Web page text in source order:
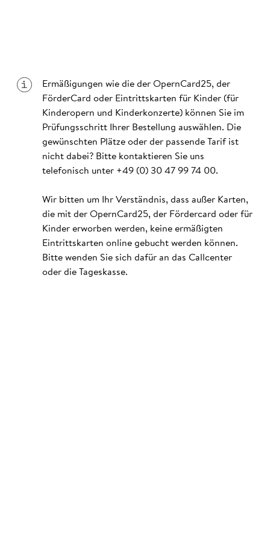
Ermäßigungen wie die der OpernCard25, der
FörderCard oder Eintrittskarten für Kinder (für
Kinderopern und Kinderkonzerte) können Sie im
Prüfungsschritt Ihrer Bestellung auswählen. Die
gewünschten Plätze oder der passende Tarif ist
nicht dabei? Bitte kontaktieren Sie uns
telefonisch unter +49 (0) 30 47 99 74 00.
Wir bitten um Ihr Verständnis, dass außer Karten,
die mit der OpernCard25, der Fördercard oder für
Kinder erworben werden, keine ermäßigten
Eintrittskarten online gebucht werden können.
Bitte wenden Sie sich dafür an das Callcenter
oder die Tageskasse.